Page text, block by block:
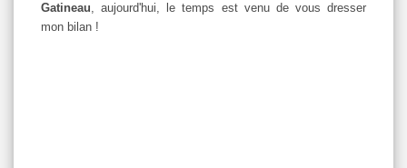
Gatineau , aujourd'hui, le temps est venu de vous dresser
mon bilan !